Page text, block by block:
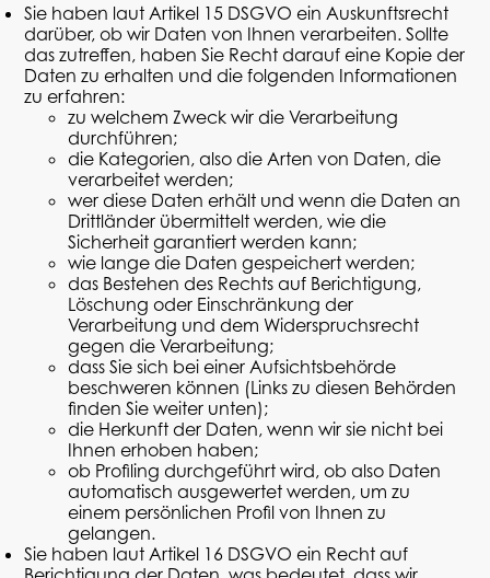
Sie haben laut Artikel 15 DSGVO ein Auskunftsrecht
darüber, ob wir Daten von Ihnen verarbeiten. Sollte
das zutreffen, haben Sie Recht darauf eine Kopie der
Daten zu erhalten und die folgenden Informationen
zu erfahren:
zu welchem Zweck wir die Verarbeitung
durchführen;
die Kategorien, also die Arten von Daten, die
verarbeitet werden;
wer diese Daten erhält und wenn die Daten an
Drittländer übermittelt werden, wie die
Sicherheit garantiert werden kann;
wie lange die Daten gespeichert werden;
das Bestehen des Rechts auf Berichtigung,
Löschung oder Einschränkung der
Verarbeitung und dem Widerspruchsrecht
gegen die Verarbeitung;
dass Sie sich bei einer Aufsichtsbehörde
beschweren können (Links zu diesen Behörden
finden Sie weiter unten);
die Herkunft der Daten, wenn wir sie nicht bei
Ihnen erhoben haben;
ob Profiling durchgeführt wird, ob also Daten
automatisch ausgewertet werden, um zu
einem persönlichen Profil von Ihnen zu
gelangen.
Sie haben laut Artikel 16 DSGVO ein Recht auf